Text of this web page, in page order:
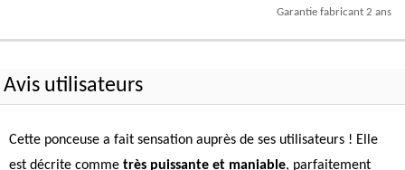
Garantie fabricant 2 ans
Avis utilisateurs
Cette ponceuse a fait sensation auprès de ses utilisateurs ! Elle
est décrite comme très puissante et maniable, parfaitement